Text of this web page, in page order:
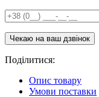
Поділитися:
Опис товару
Умови поставки